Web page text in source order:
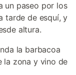
un paseo por los
tarde de esquí, y
altura.
la barbacoa
la zona y vino de